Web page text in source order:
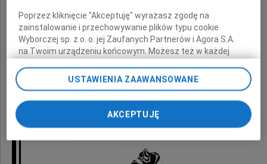
Cześć Jej pamięci
składają
Rektor, Senat i społeczność akademicka
Uniwersytetu Gdańskiego
Poprzez kliknięcie "Akceptuję" wyrażasz zgodę na
zainstalowanie i przechowywanie plików typu cookie
Wyborczej sp. z o. o. jej Zaufanych Partnerów i Agora S.A.
na Twoim urządzeniu końcowym. Możesz też w każdej
ponownie wywołując narzędzie do zarządzania Twoimi
preferencjami dot. przetwarzania danych poprzez
odnośnik „Ustawienia prywatności” w stopce serwisu i
przechodząc do sekcji „Ustawienia zaawansowane”.
Zmiana ustawień plików cookie możliwa jest także za
My, nasi Zaufani Partnerzy i Agora S.A. możemy
USTAWIENIA ZAAWANSOWANE
AKCEPTUJĘ